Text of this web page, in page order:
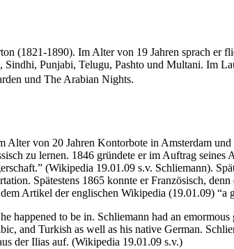
(1821-1890). Im Alter von 19 Jahren sprach er
Punjabi, Telugu, Pashto und Multani. Im
und The Arabian Nights.
von 20 Jahren Kontorbote in Amsterdam und
zu lernen. 1846 gründete er im Auftrag
(Wikipedia 19.01.09 s.v. Schliemann).
Spätestens 1865 konnte er Französisch,
Artikel der englischen Wikipedia (19.01.09) “a
happened to be in. Schliemann had an
and Turkish as well as his native German.
der Ilias auf. (Wikipedia 19.01.09 s.v.)